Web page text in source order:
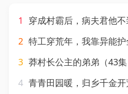
1
穿成村霸后，病夫君他不装了&穿成村霸后
2 特工穿荒年，我靠异能护全村&特工穿荒年
3 莽村长公主的弟弟（43
4 青青田园暖，归乡千金开荒养全村第4季&青青田园暖归